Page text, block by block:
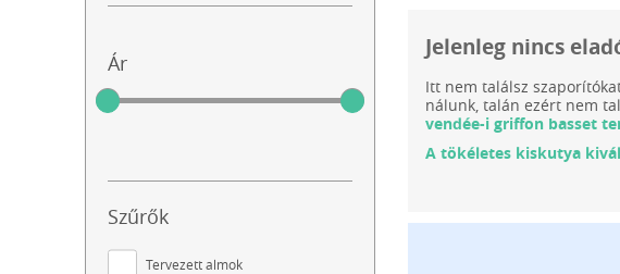
Ár
Szűrők
Tervezett almok
Jelenleg nincs
Itt nem találsz
nálunk, talán ezért nem
vendée-i griffon basset
A tökéletes kiskutya